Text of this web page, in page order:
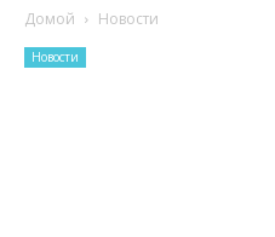
Домой Новости
Новости